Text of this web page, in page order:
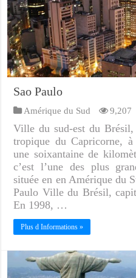
Sao Paulo
Amérique du Sud 9,207
Ville du sud-est du
tropique du Capricorne,
une soixantaine de
c’est l’une des plus
située en en Amérique du
Paulo Ville du Brésil,
En 1998, …
Plus d Informations »